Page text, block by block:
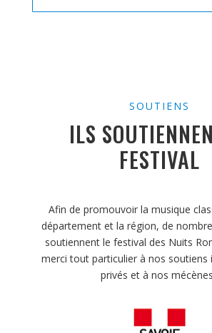
SOUTIENS
ILS
FESTIVAL
Afin de promouvoir la musique
département et la région, de
soutiennent le festival des Nuits
merci tout particulier à nos soutiens
privés et à nos